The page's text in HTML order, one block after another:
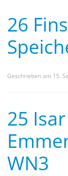
26
Geschrieben am 15.
25 Isar
WN3